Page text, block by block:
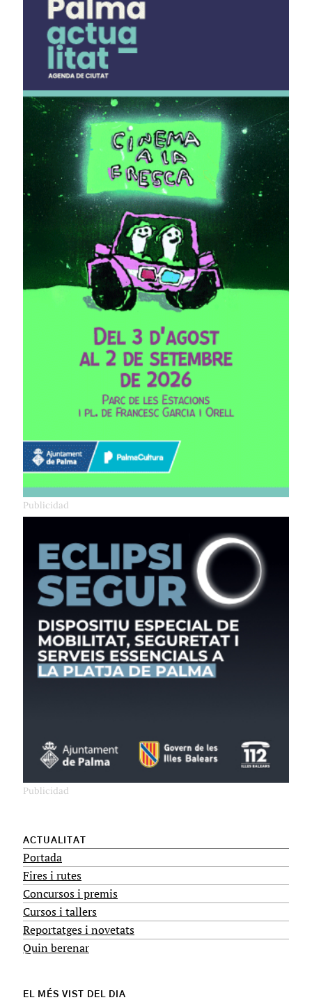
ACTUALITAT
Portada
Fires i rutes
Concursos i premis
Cursos i tallers
Reportatges i novetats
Quin berenar
EL MÉS VIST DEL DIA